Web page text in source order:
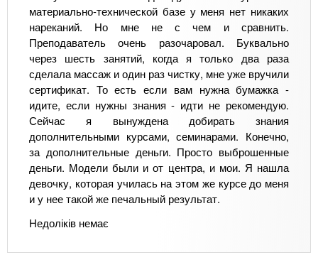
материально-технической базе у меня нет никаких
нареканий. Но мне не с чем и сравнить.
Преподаватель очень разочаровал. Буквально
через шесть занятий, когда я только два раза
сделала массаж и один раз чистку, мне уже вручили
сертификат. То есть если вам нужна бумажка -
идите, если нужны знания - идти не рекомендую.
Сейчас я вынуждена добирать знания
дополнительными курсами, семинарами. Конечно,
за дополнительные деньги. Просто выброшенные
деньги. Модели были и от центра, и мои. Я нашла
девочку, которая училась на этом же курсе до меня
и у нее такой же печальный результат.
Недоліків немає